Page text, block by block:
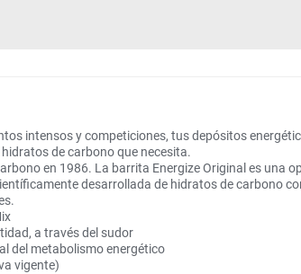
intensos y competiciones, tus depósitos
de carbono que necesita.
en 1986. La barrita Energize Original es una
desarrollada de hidratos de carbono
a través del sudor
del metabolismo energético
vigente)